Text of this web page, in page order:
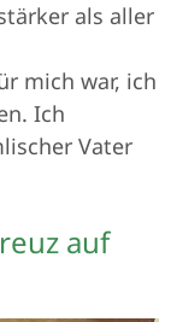
als aller
mich war, ich
Ich
Vater
auf